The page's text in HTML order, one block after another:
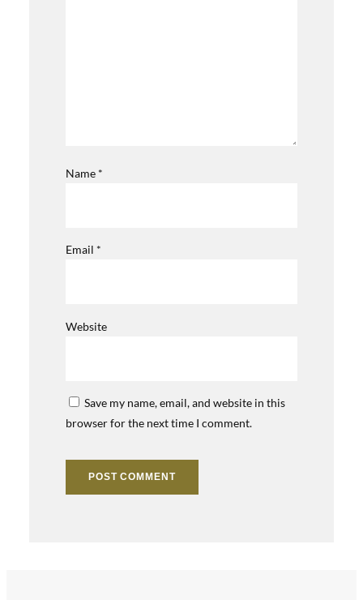
Name *
Email *
Website
Save my name, email, and website in this
browser for the next time I comment.